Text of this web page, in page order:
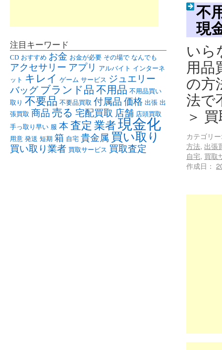
不
現
いら
用品
の方
法で
＞
カテゴリ
方法, 出張
自宅, 買取
作成日：
注目キーワード
CD おすすめ お金 お金が必要 その場で なんでも
アクセサリー アプリ アルバイト インターネ
ット
キレイ ゲーム サービス ジュエリー
バッグ ブランド品 不用品 不用品買い
取り 不要品 不要品買取 付属品 価格 出張 出
張買取 商品 売る 宅配買取 店舗 店頭買取
手っ取り早い 服 本 査定 業者 現金化
用意 発送 短期 箱 自宅 貴金属 買い取り
買い取り業者 買取サービス 買取査定